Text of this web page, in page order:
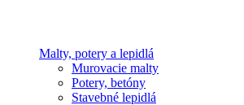
Malty, potery a lepidlá
Murovacie malty
Potery, betóny
Stavebné lepidlá